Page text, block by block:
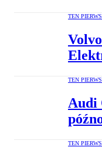
TEN
TEN
Audi
TEN